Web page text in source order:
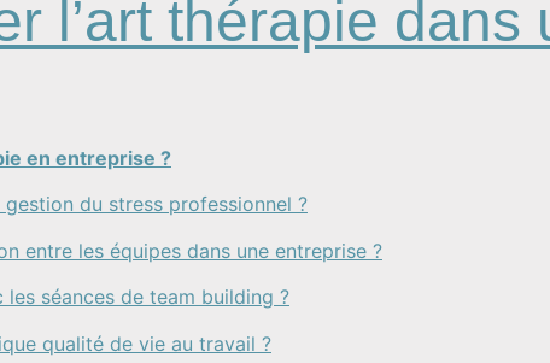
l’art thérapie dans
en entreprise ?
du stress professionnel ?
entre les équipes dans une entreprise ?
séances de team building ?
qualité de vie au travail ?